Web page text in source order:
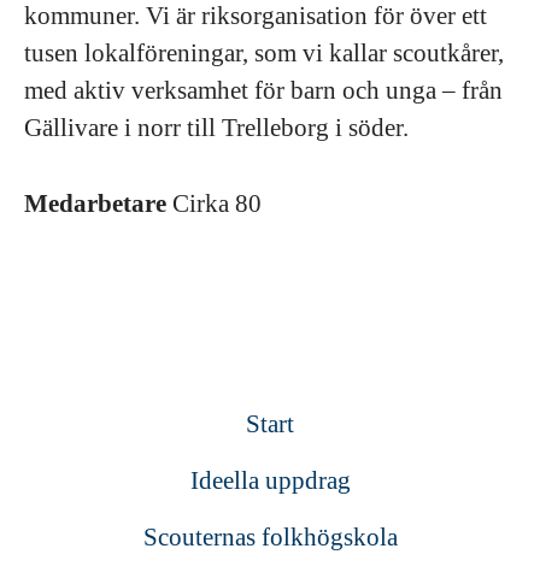
kommuner. Vi är riksorganisation för över ett
tusen lokalföreningar, som vi kallar scoutkårer,
med aktiv verksamhet för barn och unga – från
Gällivare i norr till Trelleborg i söder.
Medarbetare Cirka 80
Start
Ideella uppdrag
Scouternas folkhögskola